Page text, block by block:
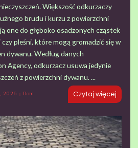
Większość odkurzaczy
brudu i kurzu z powierzchni
one do głęboko osadzonych cząstek
pleśni, które mogą gromadzić się w
dywanu. Według danych
Agency, odkurzacz usuwa jedynie
z powierzchni dywanu. ...
2026
Dom Czytaj więcej